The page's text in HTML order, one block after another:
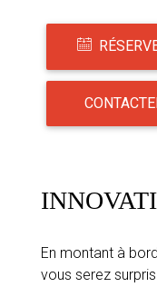
En montant à
vous serez